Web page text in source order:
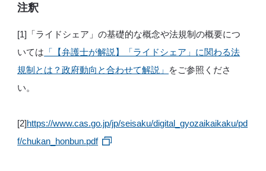
注釈
[1]「ライドシェア」の基礎的な概念や法規制の概要につ
いては 「【弁護士が解説】「ライドシェア」に関わる法
規制とは？政府動向と合わせて解説」
をご参照くださ
い。
[2]https://www.cas.go.jp/jp/seisaku/digital_gyozaikaikaku/pd
f/chukan_honbun.pdf